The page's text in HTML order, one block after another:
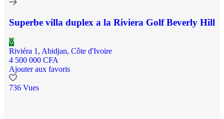
Superbe villa duplex a la Riviera Golf Beverly Hill
Riviéra 1, Abidjan, Côte d'Ivoire
4 500 000 CFA
Ajouter aux favoris
736 Vues